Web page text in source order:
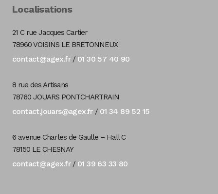
Localisations
21 C rue Jacques Cartier
78960 VOISINS LE BRETONNEUX
contact@agex.fr/ 01 30 57 40 90
8 rue des Artisans
78760 JOUARS PONTCHARTRAIN
contact.jouars@agex.fr/ 01 34 89 52 15
6 avenue Charles de Gaulle – Hall C
78150 LE CHESNAY
contact@agex.fr/ 01 39 63 33 80